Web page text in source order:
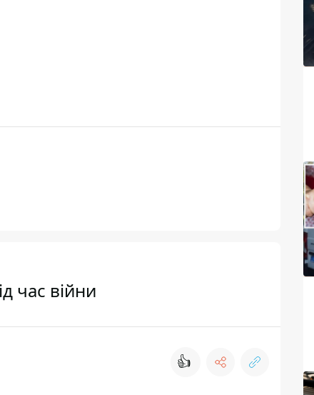
час війни
👍